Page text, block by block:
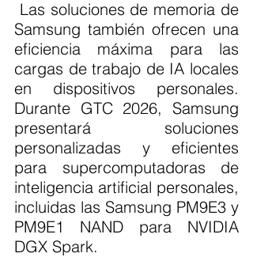
Samsung también ofrecen una
eficiencia máxima para las
cargas de trabajo de IA locales
en dispositivos personales.
Durante GTC 2026, Samsung
presentará soluciones
personalizadas y eficientes
para supercomputadoras de
inteligencia artificial personales,
incluidas las Samsung PM9E3 y
PM9E1 NAND para NVIDIA
DGX Spark.